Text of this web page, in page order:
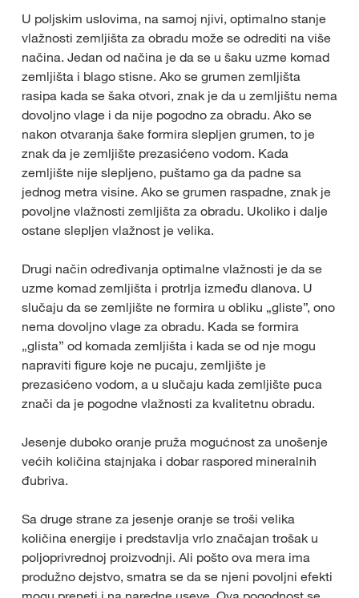
U poljskim uslovima, na samoj njivi, optimalno stanje
vlažnosti zemljišta za obradu može se odrediti na više
načina. Jedan od načina je da se u šaku uzme komad
zemljišta i blago stisne. Ako se grumen zemljišta
rasipa kada se šaka otvori, znak je da u zemljištu nema
dovoljno vlage i da nije pogodno za obradu. Ako se
nakon otvaranja šake formira slepljen grumen, to je
znak da je zemljište prezasićeno vodom. Kada
zemljište nije slepljeno, puštamo ga da padne sa
jednog metra visine. Ako se grumen raspadne, znak je
povoljne vlažnosti zemljišta za obradu. Ukoliko i dalje
ostane slepljen vlažnost je velika.
Drugi način određivanja optimalne vlažnosti je da se
uzme komad zemljišta i protrlja između dlanova. U
slučaju da se zemljište ne formira u obliku „gliste”, ono
nema dovoljno vlage za obradu. Kada se formira
„glista” od komada zemljišta i kada se od nje mogu
napraviti figure koje ne pucaju, zemljište je
prezasićeno vodom, a u slučaju kada zemljište puca
znači da je pogodne vlažnosti za kvalitetnu obradu.
Jesenje duboko oranje pruža mogućnost za unošenje
većih količina stajnjaka i dobar raspored mineralnih
đubriva.
Sa druge strane za jesenje oranje se troši velika
količina energije i predstavlja vrlo značajan trošak u
poljoprivrednoj proizvodnji. Ali pošto ova mera ima
produžno dejstvo, smatra se da se njeni povoljni efekti